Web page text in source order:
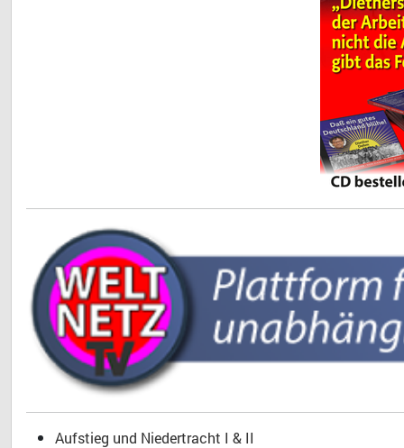
Aufstieg und Niedertracht I & II